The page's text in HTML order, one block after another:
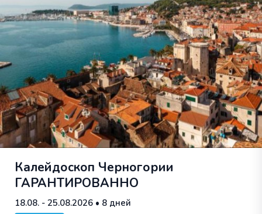
Калейдоскоп Черногории
ГАРАНТИРОВАННО
18.08. - 25.08.2026 • 8 дней